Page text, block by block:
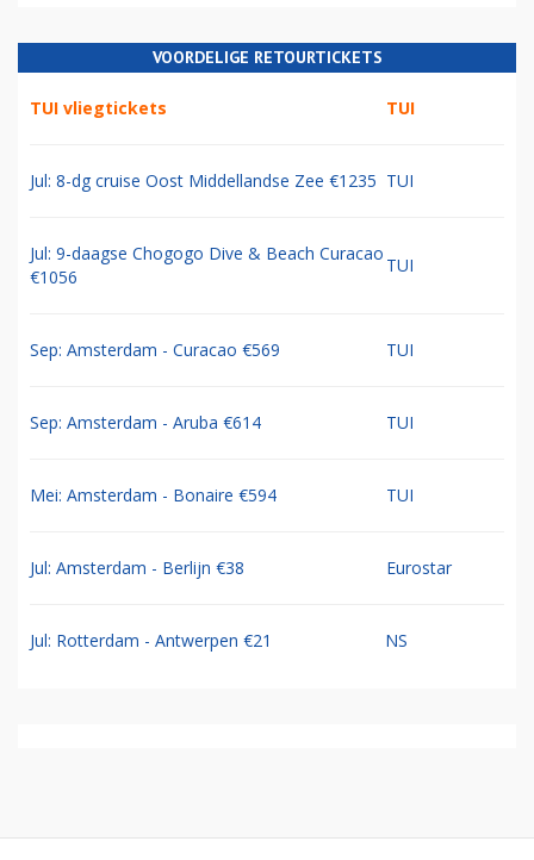
VOORDELIGE RETOURTICKETS
TUI vliegtickets TUI
Jul: 8-dg cruise Oost Middellandse Zee €1235 TUI
Jul: 9-daagse Chogogo Dive & Beach Curacao
€1056
TUI
Sep: Amsterdam - Curacao €569 TUI
Sep: Amsterdam - Aruba €614 TUI
Mei: Amsterdam - Bonaire €594 TUI
Jul: Amsterdam - Berlijn €38 Eurostar
Jul: Rotterdam - Antwerpen €21 NS